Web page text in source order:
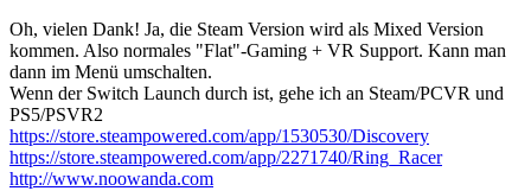
Oh, vielen Dank! Ja, die Steam Version wird als Mixed Version
kommen. Also normales "Flat"-Gaming + VR Support. Kann man
dann im Menü umschalten.
Wenn der Switch Launch durch ist, gehe ich an Steam/PCVR und
PS5/PSVR2
https://store.steampowered.com/app/1530530/Discovery
https://store.steampowered.com/app/2271740/Ring_Racer
http://www.noowanda.com